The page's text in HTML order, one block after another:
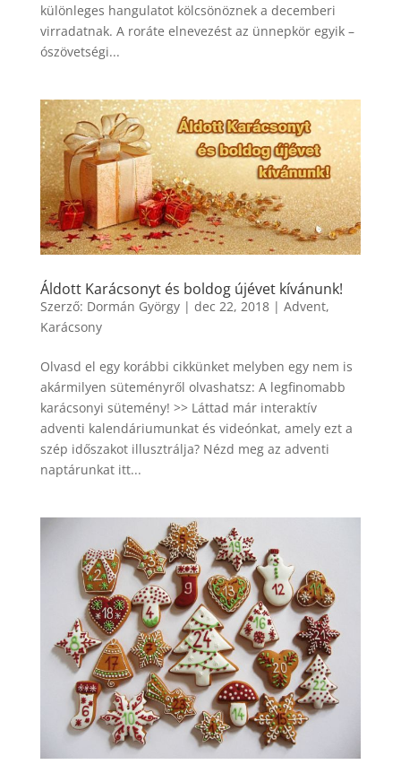
különleges hangulatot kölcsönöznek a decemberi
virradatnak. A roráte elnevezést az ünnepkör egyik –
ószövetségi...
Áldott Karácsonyt és boldog újévet kívánunk!
Szerző: Dormán György| dec 22, 2018| Advent,
Karácsony
Olvasd el egy korábbi cikkünket melyben egy nem is
akármilyen süteményről olvashatsz: A legfinomabb
karácsonyi sütemény! >> Láttad már interaktív
adventi kalendáriumunkat és videónkat, amely ezt a
szép időszakot illusztrálja? Nézd meg az adventi
naptárunkat itt...